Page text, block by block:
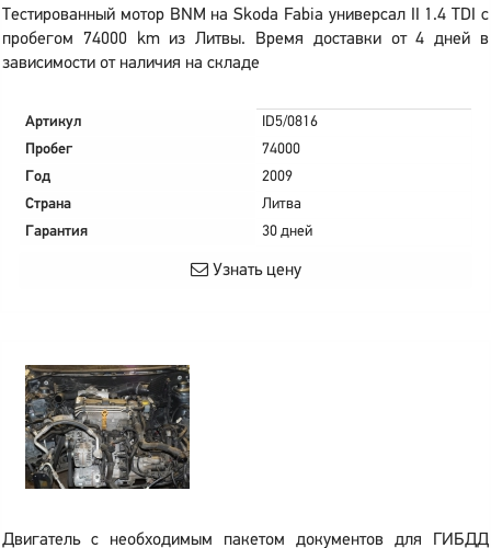
Тестированный мотор BNM на Skoda Fabia универсал II 1.4 TDI с
пробегом 74000 km из Литвы. Время доставки от 4 дней в
зависимости от наличия на складе
Артикул
ID5/0816
Пробег
74000
Год
2009
Страна
Литва
Гарантия
30 дней
Узнать цену
Двигатель с необходимым пакетом документов для ГИБДД